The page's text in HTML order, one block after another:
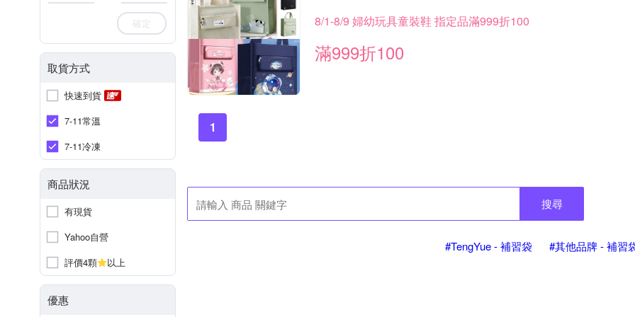
確定
取貨方式
快速到貨
7-11常溫
7-11冷凍
商品狀況
有現貨
Yahoo自營
評價4顆
以上
優惠
8/1-8/9 婦幼玩具童裝鞋 指定品滿999折100
滿999折100
1
搜尋
#TengYue - 補習袋 #其他品牌 - 補習